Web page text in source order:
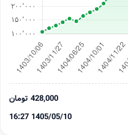
428,000 تومان
1405/05/10 16:27